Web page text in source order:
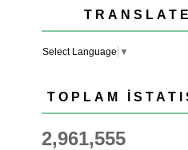
TRANSLATE
Select Language ▼
TOPLAM
2,961,555